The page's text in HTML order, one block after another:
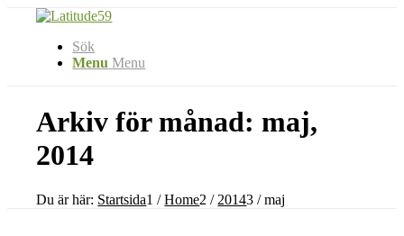
Sök
Menu Menu
Arkiv för månad: maj,
2014
Du är här: Startsida1 / Home2 / 20143 / maj